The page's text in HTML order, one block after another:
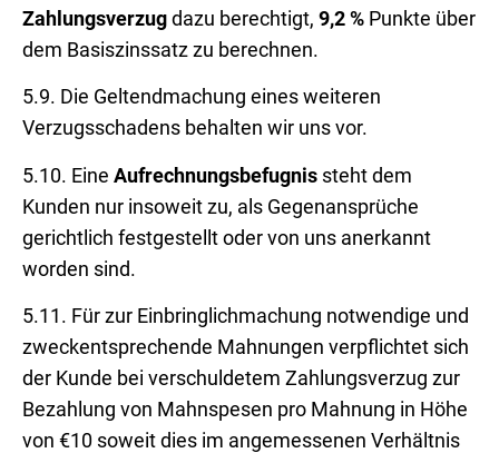
Zahlungsverzug dazu berechtigt, 9,2 % Punkte über
dem Basiszinssatz zu berechnen.
5.9. Die Geltendmachung eines weiteren
Verzugsschadens behalten wir uns vor.
5.10. Eine Aufrechnungsbefugnis steht dem
Kunden nur insoweit zu, als Gegenansprüche
gerichtlich festgestellt oder von uns anerkannt
worden sind.
5.11. Für zur Einbringlichmachung notwendige und
zweckentsprechende Mahnungen verpflichtet sich
der Kunde bei verschuldetem Zahlungsverzug zur
Bezahlung von Mahnspesen pro Mahnung in Höhe
von €10 soweit dies im angemessenen Verhältnis